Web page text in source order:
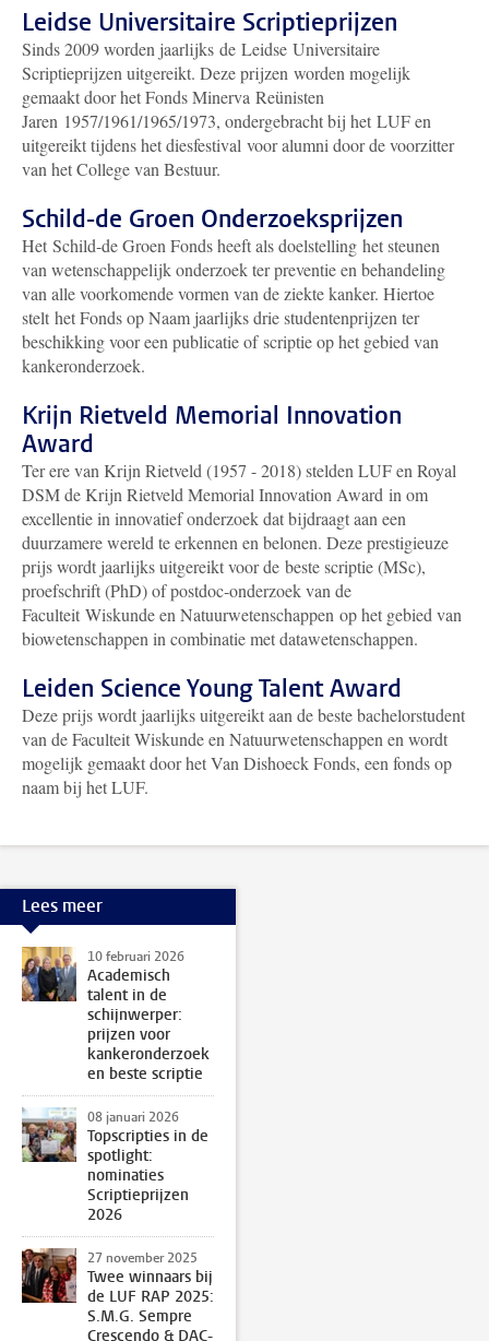
Leidse Universitaire Scriptieprijzen
Sinds 2009 worden jaarlijks de Leidse Universitaire
Scriptieprijzen uitgereikt. Deze prijzen worden mogelijk
gemaakt door het Fonds Minerva Reünisten
Jaren 1957/1961/1965/1973, ondergebracht bij het LUF en
uitgereikt tijdens het diesfestival voor alumni door de voorzitter
van het College van Bestuur.
Schild-de Groen Onderzoeksprijzen
Het Schild-de Groen Fonds heeft als doelstelling het steunen
van wetenschappelijk onderzoek ter preventie en behandeling
van alle voorkomende vormen van de ziekte kanker. Hiertoe
stelt het Fonds op Naam jaarlijks drie studentenprijzen ter
beschikking voor een publicatie of scriptie op het gebied van
kankeronderzoek.
Krijn Rietveld Memorial Innovation
Award
Ter ere van Krijn Rietveld (1957 - 2018) stelden LUF en Royal
DSM de Krijn Rietveld Memorial Innovation Award in om
excellentie in innovatief onderzoek dat bijdraagt aan een
duurzamere wereld te erkennen en belonen. Deze prestigieuze
prijs wordt jaarlijks uitgereikt voor de beste scriptie (MSc),
proefschrift (PhD) of postdoc-onderzoekvan de
Faculteit Wiskunde en Natuurwetenschappen op het gebied van
biowetenschappen in combinatie met datawetenschappen.
Leiden Science Young Talent Award
Deze prijs wordt jaarlijks uitgereikt aan de beste bachelorstudent
van de Faculteit Wiskunde en Natuurwetenschappen en wordt
mogelijk gemaakt door het Van Dishoeck Fonds, een fonds op
naam bij het LUF.
Lees meer
10 februari 2026
Academisch
talent in de
schijnwerper:
prijzen voor
kankeronderzoek
en beste scriptie
08 januari 2026
Topscripties in de
spotlight:
nominaties
Scriptieprijzen
2026
27 november 2025
Twee winnaars bij
de LUF RAP 2025:
S.M.G. Sempre
Crescendo & DAC-